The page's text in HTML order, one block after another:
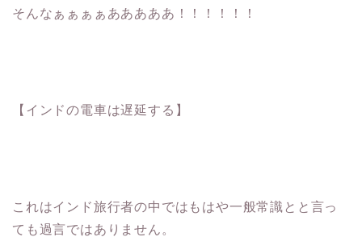
そんなぁぁぁぁあああああ！！！！！！
【インドの電車は遅延する】
これはインド旅行者の中ではもはや一般常識とと言っ
ても過言ではありません。